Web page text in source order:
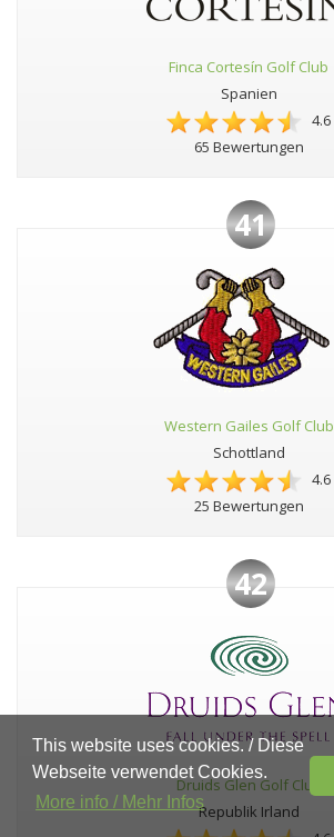
Finca Cortesín Golf Club
Spanien
4.6
65 Bewertungen
41
Western Gailes Golf Club
Schottland
4.6
25 Bewertungen
42
Druids Glen Golf Club
Republik Irland
This website uses cookies. / Diese
Webseite verwendet Cookies.
More info / Mehr Infos